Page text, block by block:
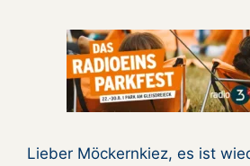
Lieber Möckernkiez, es ist